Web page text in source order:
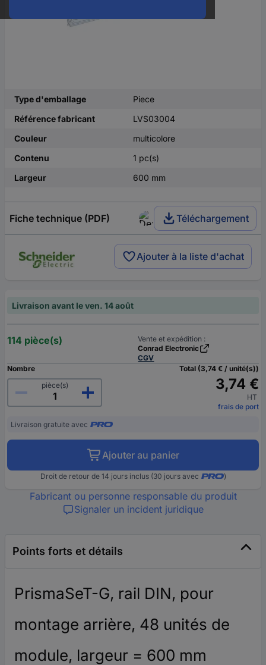
Type d'emballage
Piece
Référence fabricant
LVS03004
Couleur
multicolore
Contenu
1 pc(s)
Largeur
600 mm
Fiche technique (PDF) Téléchargement
Ajouter à la liste d'achat
Livraison avant le ven. 14 août
114 pièce(s)
Vente et expédition :
Conrad Electronic
CGV
Nombre
pièce(s)
Total (3,74 € / unité(s))
3,74 €
HT
frais de port
Livraison gratuite avec
Ajouter au panier
Droit de retour de 14 jours inclus (30 jours avec )
Fabricant ou personne responsable du produit
Signaler un incident juridique
Points forts et détails
PrismaSeT-G, rail DIN, pour
montage arrière, 48 unités de
module, largeur = 600 mm